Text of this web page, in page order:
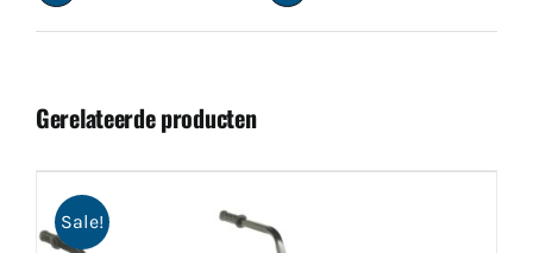
Gerelateerde producten
Sale!